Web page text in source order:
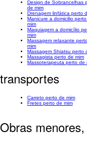
Design de Sobrancelhas
de mim
Drenagem linfática perto
Manicure a domicilio
mim
Maquiagem a domicílio
mim
Massagem relaxante
mim
Massagem Shiatsu perto
Massagista perto de mim
Massoterapeuta perto de
transportes
Carreto perto de mim
Fretes perto de mim
Obras